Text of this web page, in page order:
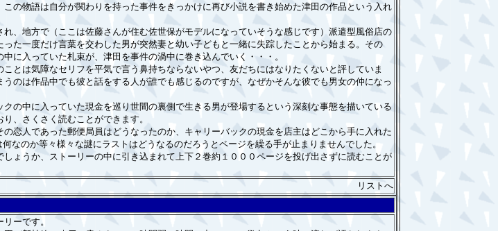
の物語は自分が関わりを持った事件をきっかけに再び小説を書き始めた津田の作品という入れ
、地方で（ここは佐藤さんが住む佐世保がモデルになっていそうな感じです）派遣型風俗店の
た一度だけ言葉を交わした男が突然妻と幼い子どもと一緒に失踪したことから始まる。その
に入っていた札束が、津田を事件の渦中に巻き込んでいく・・・。
とは気障なセリフを平気で言う鼻持ちならないやつ、友だちにはなりたくないと評していま
のは作品中でも彼と話をする人が誰でも感じるのですが、なぜかそんな彼でも男女の仲になっ
の中に入っていた現金を巡り世間の裏側で生きる男が登場するという深刻な事態を描いている
、さくさく読むことができます。
恋人であった郵便局員はどうなったのか、キャリーバックの現金を店主はどこから手に入れた
なのか等々様々な謎にラストはどうなるのだろうとページを繰る手が止まりませんでした。
ょうか、ストーリーの中に引き込まれて上下２巻約１０００ページを投げ出さずに読むことが
リストへ
ーです。